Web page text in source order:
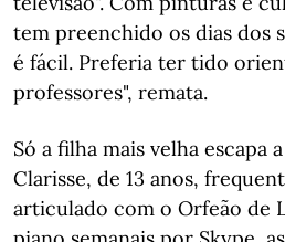
tem preenchido os dias dos
é fácil. Preferia ter tido
professores", remata.
Só a filha mais velha escapa
Clarisse, de 13 anos,
articulado com o Orfeão de